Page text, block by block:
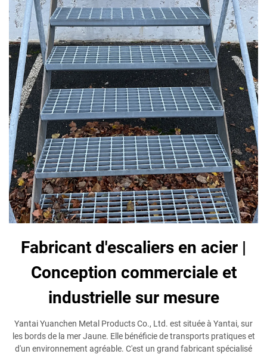
Fabricant d'escaliers en acier |
Conception commerciale et
industrielle sur mesure
Yantai Yuanchen Metal Products Co., Ltd. est située à Yantai, sur
les bords de la mer Jaune. Elle bénéficie de transports pratiques et
d'un environnement agréable. C'est un grand fabricant spécialisé